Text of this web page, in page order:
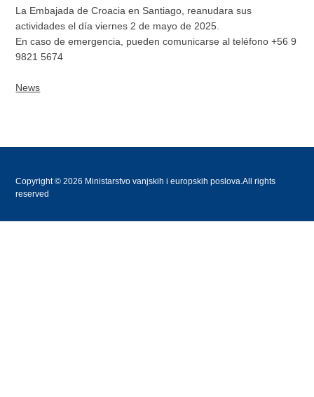
La Embajada de Croacia en Santiago, reanudara sus
actividades el día viernes 2 de mayo de 2025.
En caso de emergencia, pueden comunicarse al teléfono +56 9
9821 5674
News
Copyright © 2026 Ministarstvo vanjskih i europskih poslova.All rights
reserved